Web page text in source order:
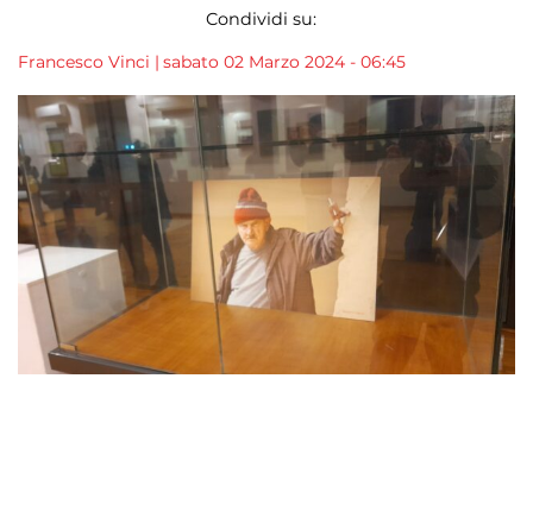
Condividi su:
Francesco Vinci | sabato 02 Marzo 2024 - 06:45